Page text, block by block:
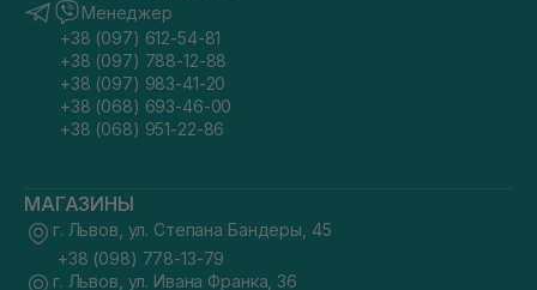
Менеджер
+38 (097) 612-54-81
+38 (097) 788-12-88
+38 (097) 983-41-20
+38 (068) 693-46-00
+38 (068) 951-22-86
МАГАЗИНЫ
г. Львов, ул. Степана Бандеры, 45
+38 (098) 778-13-79
г. Львов, ул. Ивана Франка, 36